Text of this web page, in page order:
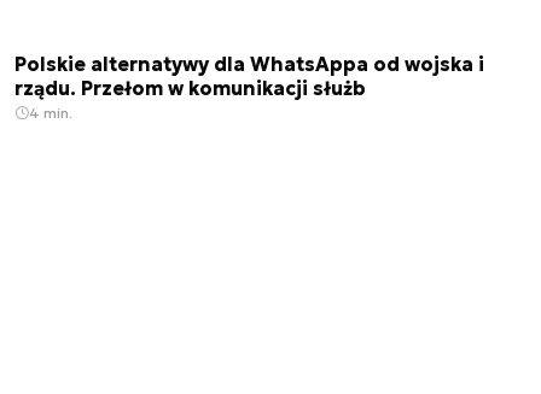
Polskie alternatywy dla WhatsAppa od wojska i
rządu. Przełom w komunikacji służb
4 min.